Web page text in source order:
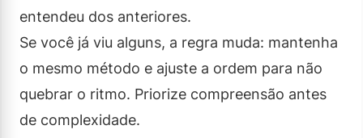
entendeu dos anteriores.
Se você já viu alguns, a regra muda: mantenha
o mesmo método e ajuste a ordem para não
quebrar o ritmo. Priorize compreensão antes
de complexidade.